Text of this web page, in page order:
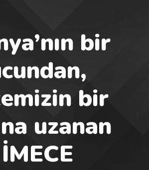
bir
bir
uzanan
İMECE